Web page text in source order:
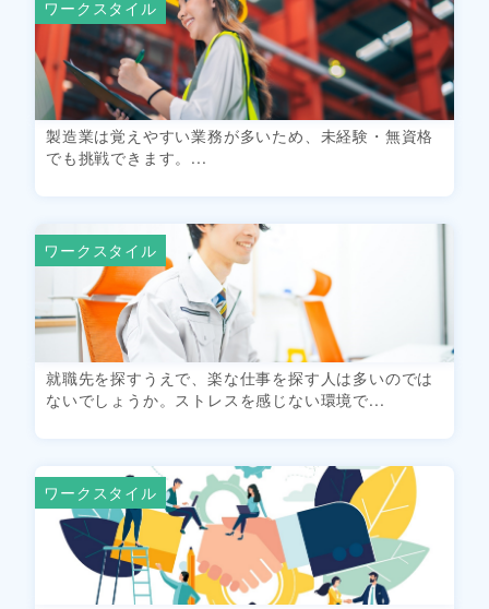
ワークスタイル
製造業は覚えやすい業務が多いため、未経験・無資格
でも挑戦できます。...
ワークスタイル
就職先を探すうえで、楽な仕事を探す人は多いのでは
ないでしょうか。ストレスを感じない環境で...
ワークスタイル